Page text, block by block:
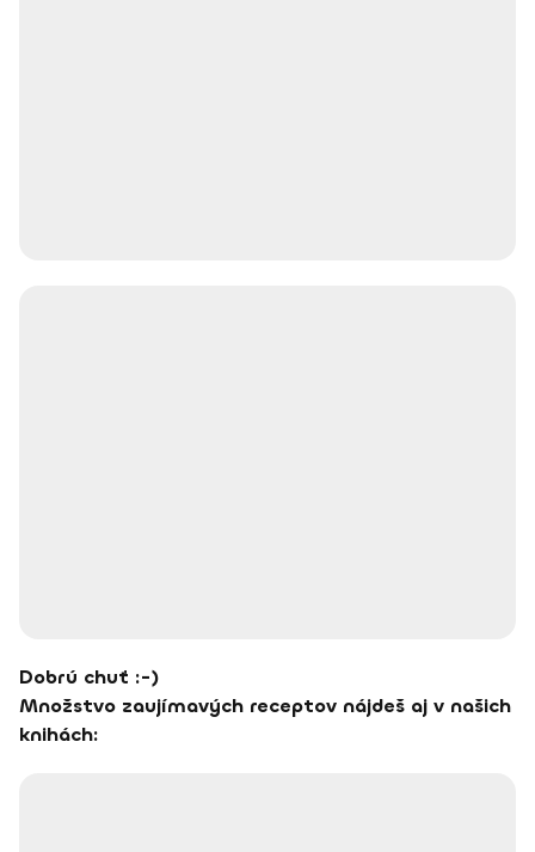
Dobrú chuť :-)
Množstvo zaujímavých receptov nájdeš aj v našich
knihách: